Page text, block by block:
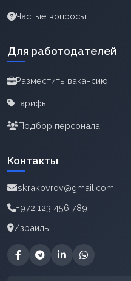
Частые вопросы
Для работодателей
Разместить вакансию
Тарифы
Подбор персонала
Контакты
iskrakovrov@gmail.com
+972 123 456 789
Израиль